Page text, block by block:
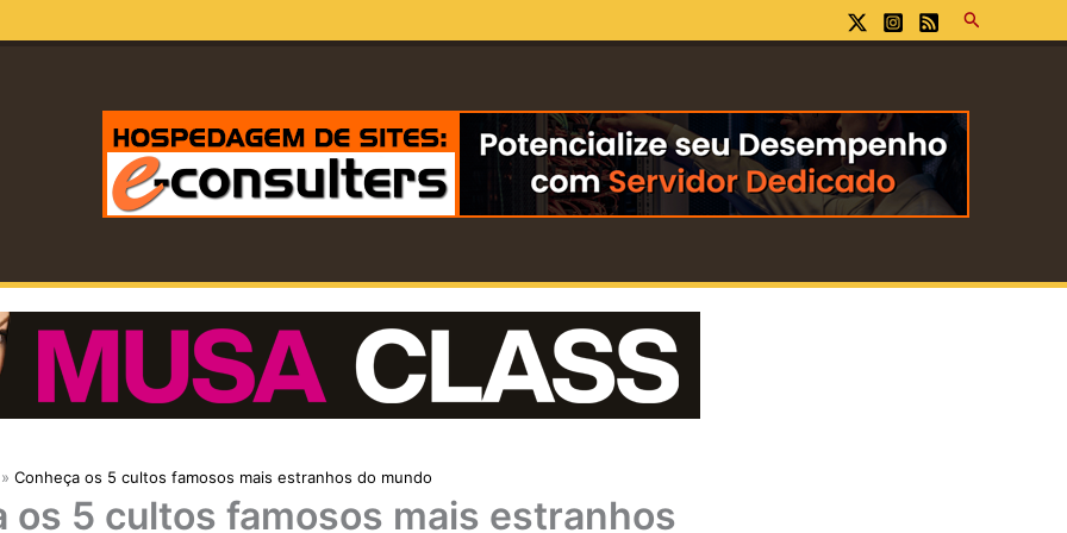
Pesquisar
Conheça os 5 cultos famosos mais estranhos do mundo
os 5 cultos famosos mais estranhos